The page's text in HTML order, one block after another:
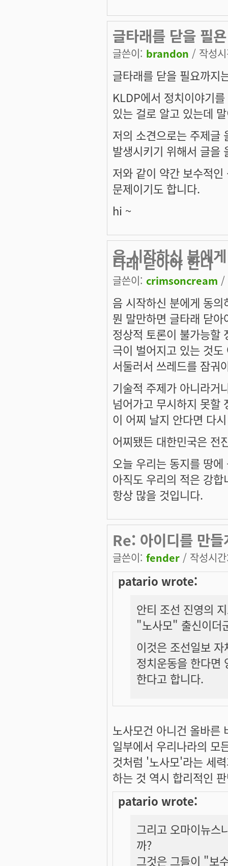
글타래를 닫을 필
글쓴이: brandon / 작성
글타래를 닫을 필요까지
KLDP에서 정치이야기
있는 걸로 알고 있는데
저의 소견으로는 주제글
발생시키기 위해서 글을
저와 같이 약간 보수적
문제이기도 합니다.
hi ~
음 시작하신 분에
타래 닫아야 한다
글쓴이: crimsoncream /
음 시작하신 분에게 동
뭔 말만하면 글타래 닫
정상적 토론이 불가능할
극이 벌어지고 있는 것
서둘러서 쓰레드를 잠궈
기술적 주제가 아니라거
넘어가고 무시하지 못할
이 어찌 날지 안다면 다
어찌됐든 대한민국은 전
오늘 우리는 동지를 땅
아직도 우리의 적은 강
항상 많을 것입니다.
Re: 아이디를 만
글쓴이: fender / 작성시
patario wrote:
안티 조선 진영의
"노사모" 출신이더
이것은 조선일보
정치운동을 한다면
한다고 합니다.
노사모건 아니건 올바른
일부에서 우리나라의 모
것처럼 '노사모'라는 세
하는 것 역시 합리적인
patario wrote:
그리고 오마이뉴스
까?
그것은 그들이 "보